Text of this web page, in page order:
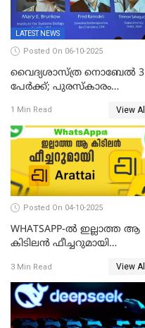
LATEST NEWS
Posted On 06-10-2025
വൈദ്യശാസ്ത്ര നൊബേൽ 3
പേർക്ക്; പുരസ്കാരം
ബന്ധപ്പെട്ട ഗവേഷണത്തിന്
1 Min Read View All
Posted On 04-10-2025
WHATSAPP-ൽ ഇല്ലാത്ത ആ
കിടിലൻ ഫീച്ചറുമായി
3 Min Read View All